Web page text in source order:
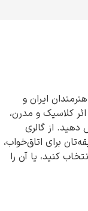
ایران و
کلاسیک و مدرن،
دهید. از گالری
برای اتاق‌خواب،
کنید، یا آن را